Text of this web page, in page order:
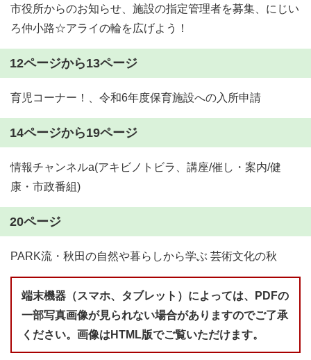
市役所からのお知らせ、施設の指定管理者を募集、にじい
ろ仲小路☆アライの輪を広げよう！
12ページから13ページ
育児コーナー！、令和6年度保育施設への入所申請
14ページから19ページ
情報チャンネルa(アキビノトビラ、講座/催し・案内/健
康・市政番組)
20ページ
PARK流・秋田の自然や暮らしから学ぶ 芸術文化の秋
端末機器（スマホ、タブレット）によっては、PDFの
一部写真画像が見られない場合がありますのでご了承
ください。画像はHTML版でご覧いただけます。